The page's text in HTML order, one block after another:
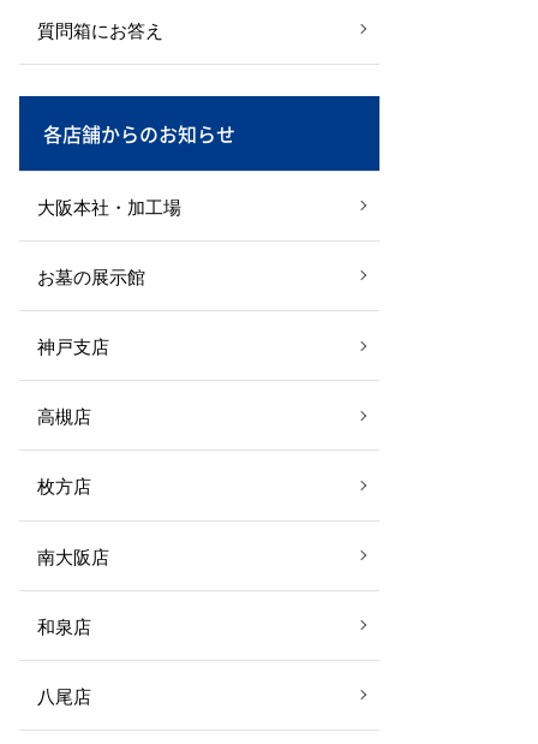
質問箱にお答え
各店舗からのお知らせ
大阪本社・加工場
お墓の展示館
神戸支店
高槻店
枚方店
南大阪店
和泉店
八尾店